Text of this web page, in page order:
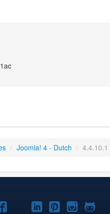
/ Joomla! 4 - Dutch / 4.4.10.1
Joomla!Joomla!
Joomla!Joomla!
Joomla!